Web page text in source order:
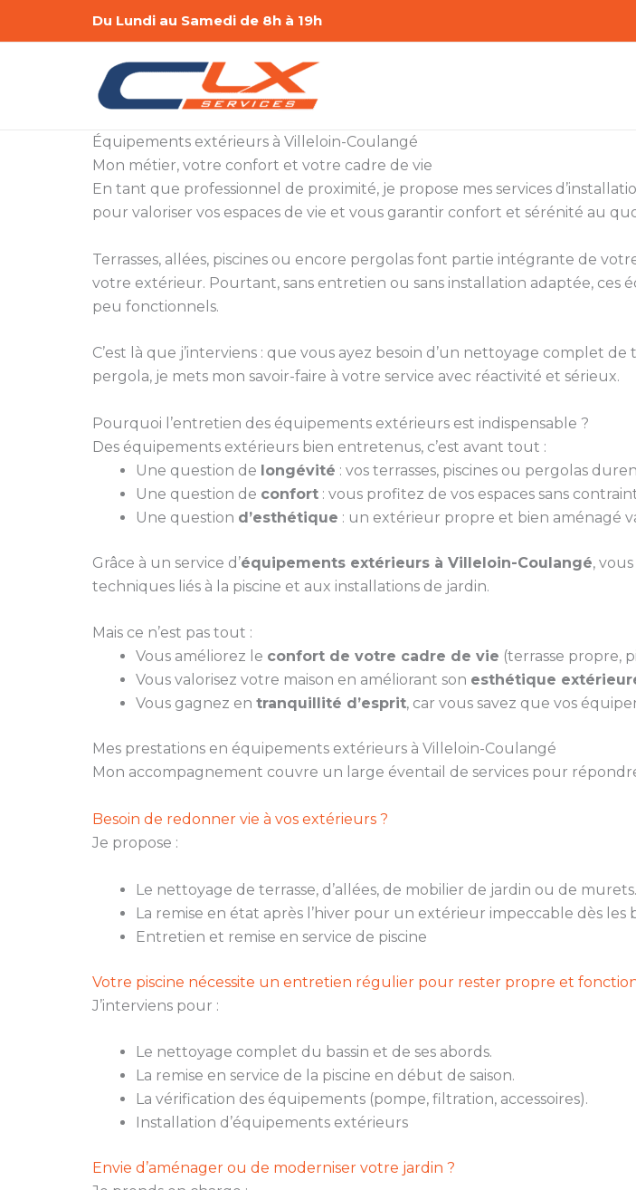
Du Lundi au Samedi de 8h à 19h
Équipements extérieurs à Villeloin-Coulangé
Mon métier, votre confort et votre cadre de vie
En tant que professionnel de proximité, je propose mes services
pour valoriser vos espaces de vie et vous garantir confort et sérénité au
Terrasses, allées, piscines ou encore pergolas font partie intégrante de
votre extérieur. Pourtant, sans entretien ou sans installation adaptée,
peu fonctionnels.
C’est là que j’interviens : que vous ayez besoin d’un nettoyage complet
pergola, je mets mon savoir-faire à votre service avec réactivité et sérieux.
Pourquoi l’entretien des équipements extérieurs est indispensable ?
Des équipements extérieurs bien entretenus, c’est avant tout :
Une question de longévité : vos terrasses, piscines ou pergolas
Une question de confort : vous profitez de vos espaces sans
Une question d’esthétique : un extérieur propre et bien aménagé
Grâce à un service d’équipements extérieurs à Villeloin-Coulangé,
techniques liés à la piscine et aux installations de jardin.
Mais ce n’est pas tout :
Vous améliorez le confort de votre cadre de vie (terrasse propre,
Vous valorisez votre maison en améliorant son esthétique
Vous gagnez en tranquillité d’esprit, car vous savez que vos
Mes prestations en équipements extérieurs à Villeloin-Coulangé
Mon accompagnement couvre un large éventail de services pour répondre
Besoin de redonner vie à vos extérieurs ?
Je propose :
Le nettoyage de terrasse, d’allées, de mobilier de jardin ou de murets.
La remise en état après l’hiver pour un extérieur impeccable dès les
Entretien et remise en service de piscine
Votre piscine nécessite un entretien régulier pour rester propre et
J’interviens pour :
Le nettoyage complet du bassin et de ses abords.
La remise en service de la piscine en début de saison.
La vérification des équipements (pompe, filtration, accessoires).
Installation d’équipements extérieurs
Envie d’aménager ou de moderniser votre jardin ?